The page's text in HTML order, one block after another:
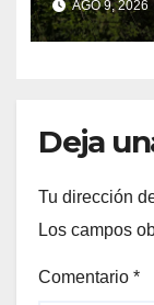
AGO 9, 2026
Deja
Tu dirección
Los campos
Comentario *